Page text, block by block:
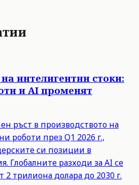
интелигентни стоки:
и AI променят
ръст в производството на
роботи през Q1 2026 г.,
си позиции в
Глобалните разходи за AI се
2 трилиона долара до 2030 г.